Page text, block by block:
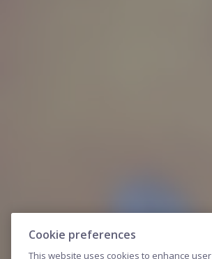
Cookie preferences
This website uses cookies to enhance user